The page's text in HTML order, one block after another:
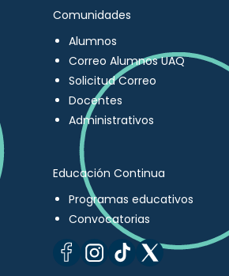
Comunidades
Alumnos
Correo Alumnos UAQ
Solicitud Correo
Docentes
Administrativos
Educación Continua
Programas educativos
Convocatorias